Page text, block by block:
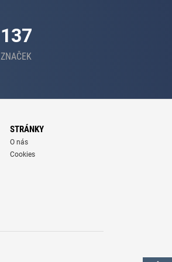
137
ZNAČEK
STRÁNKY
O nás
Cookies